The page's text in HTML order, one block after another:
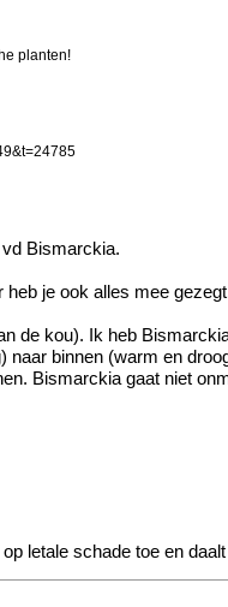
planten!
Bismarckia.
je ook alles mee
de kou). Ik heb
naar binnen (warm en
Bismarckia gaat niet
letale schade toe en